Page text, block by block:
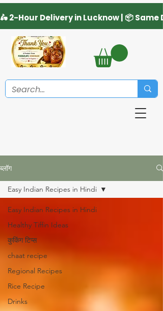
ब्लॉग
Easy Indian Recipes in Hindi
Healthy Tiffin Ideas
कुकिंग टिप्स
chaat recipe
Regional Recipes
Rice Recipe
Drinks
Easy Indian Recipes in Hindi